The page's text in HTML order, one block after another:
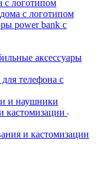
с логотипом
с логотипом
power bank с
аксессуары
телефона с
и наушники
кастомизации
и кастомизации